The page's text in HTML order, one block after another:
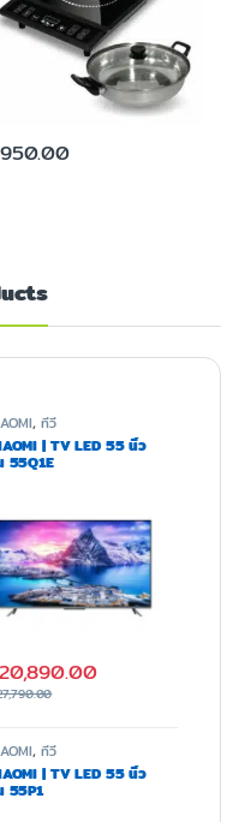
, ทีวี
| TV LED 55 นิ้ว
55Q1E
, ทีวี
| TV LED 55 นิ้ว
55P1
950.00